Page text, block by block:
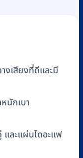
เสียงที่ดีและมี
นักเบา
ละแผ่นไดอะแฟ